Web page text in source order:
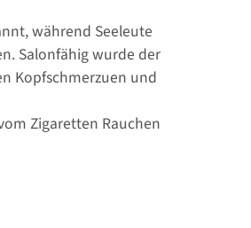
während Seeleute
Salonfähig wurde der
Kopfschmerzuen und
Zigaretten Rauchen